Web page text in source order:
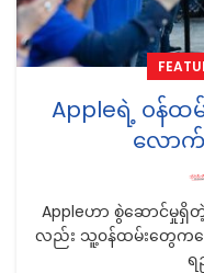
Appleရဲ့ ၀န်ထမ်
လောက်
Appleဟာ စွဲဆောင်မှု
လည်း သူ့၀န်ထမ်းတွေကတ
ရ